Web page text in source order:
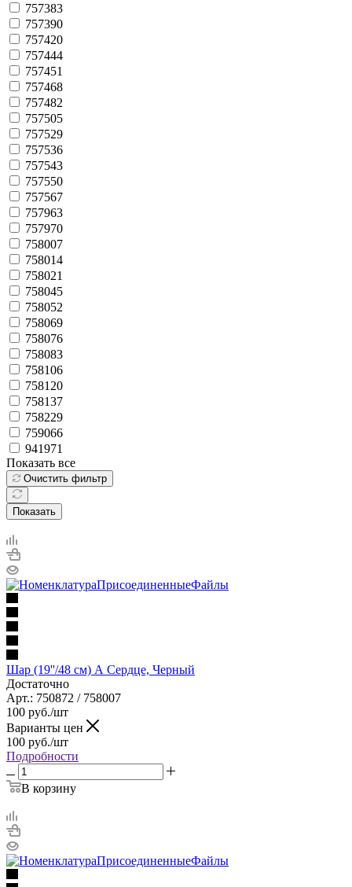
757383
757390
757420
757444
757451
757468
757482
757505
757529
757536
757543
757550
757567
757963
757970
758007
758014
758021
758045
758052
758069
758076
758083
758106
758120
758137
758229
759066
941971
Показать все
Очистить фильтр
Показать
Шар (19''/48 см) А Сердце, Черный
Достаточно
Арт.: 750872 / 758007
100 руб./шт
Варианты цен
100 руб./шт
Подробности
В корзину